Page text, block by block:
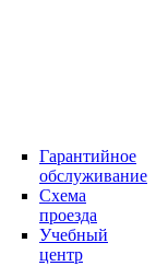
Гарантийное
обслуживание
Схема
проезда
Учебный
центр